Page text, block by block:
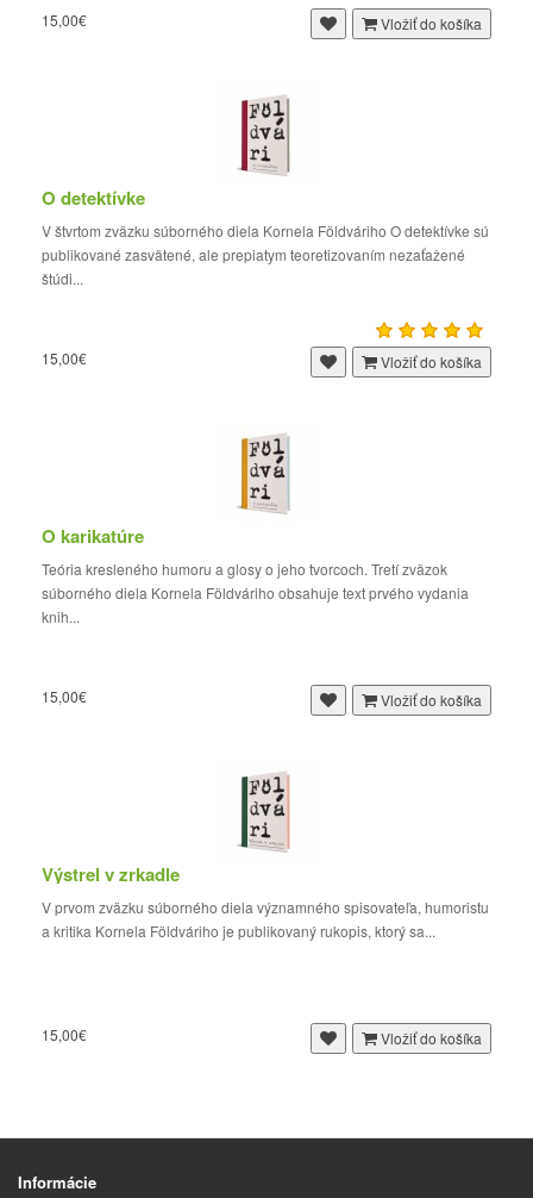
15,00€ Vložiť do košíka
O detektívke
V štvrtom zväzku súborného diela Kornela Földváriho O detektívke sú
publikované zasvätené, ale prepiatym teoretizovaním nezaťažené
štúdi...
15,00€ Vložiť do košíka
O karikatúre
Teória kresleného humoru a glosy o jeho tvorcoch. Tretí zväzok
súborného diela Kornela Földváriho obsahuje text prvého vydania
knih...
15,00€ Vložiť do košíka
Výstrel v zrkadle
V prvom zväzku súborného diela významného spisovateľa, humoristu
a kritika Kornela Földváriho je publikovaný rukopis, ktorý sa...
15,00€ Vložiť do košíka
Informácie